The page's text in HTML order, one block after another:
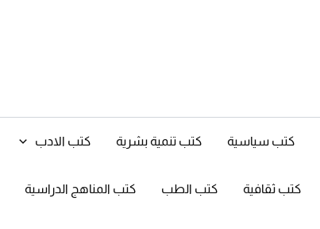
كتب سياسية كتب تنمية بشرية كتب الادب
كتب ثقافية كتب الطب كتب المناهج الدراسية